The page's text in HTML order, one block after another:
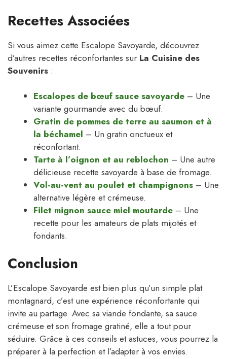
Recettes Associées
Si vous aimez cette Escalope Savoyarde, découvrez
d’autres recettes réconfortantes sur La Cuisine des
Souvenirs :
Escalopes de bœuf sauce savoyarde – Une
variante gourmande avec du bœuf.
Gratin de pommes de terre au saumon et à
la béchamel – Un gratin onctueux et
réconfortant.
Tarte à l’oignon et au reblochon – Une autre
délicieuse recette savoyarde à base de fromage.
Vol-au-vent au poulet et champignons – Une
alternative légère et crémeuse.
Filet mignon sauce miel moutarde – Une
recette pour les amateurs de plats mijotés et
fondants.
Conclusion
L’Escalope Savoyarde est bien plus qu’un simple plat
montagnard, c’est une expérience réconfortante qui
invite au partage. Avec sa viande fondante, sa sauce
crémeuse et son fromage gratiné, elle a tout pour
séduire. Grâce à ces conseils et astuces, vous pourrez la
préparer à la perfection et l’adapter à vos envies.